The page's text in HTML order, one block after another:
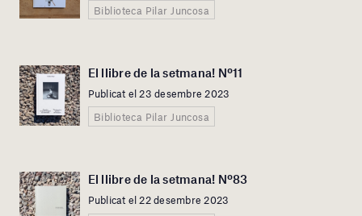
Biblioteca Pilar Juncosa
El llibre de la setmana! Nº11
Publicat el 23 desembre 2023
Biblioteca Pilar Juncosa
El llibre de la setmana! Nº83
Publicat el 22 desembre 2023